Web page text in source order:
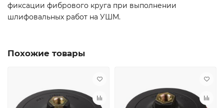
фиксации фибрового круга при выполнении
шлифовальных работ на УШМ.
Похожие товары